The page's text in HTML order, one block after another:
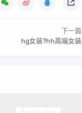
下一篇
hg女装?hh高端女装